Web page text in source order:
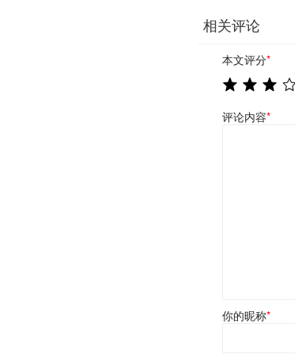
相关评论
本文评分*
评论内容*
你的昵称*